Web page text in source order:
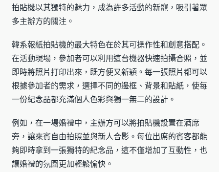
拍貼機以其獨特的魅力，成為許多活動的新寵，吸引著眾
多主辦方的關注。
韓系報紙拍貼機的最大特色在於其可操作性和創意搭配。
在活動現場，參加者可以利用這台機器快速拍攝合照，並
即時將照片打印出來，既方便又新穎。每一張照片都可以
根據參加者的需求，選擇不同的邊框、背景和貼紙，使每
一份紀念品都充滿個人色彩與獨一無二的設計。
例如，在一場婚禮中，主辦方可以將拍貼機設置在酒席
旁，讓來賓自由拍照並與新人合影。每位出席的賓客都能
夠即時拿到一張獨特的紀念品，這不僅增加了互動性，也
讓婚禮的氛圍更加輕鬆愉快。